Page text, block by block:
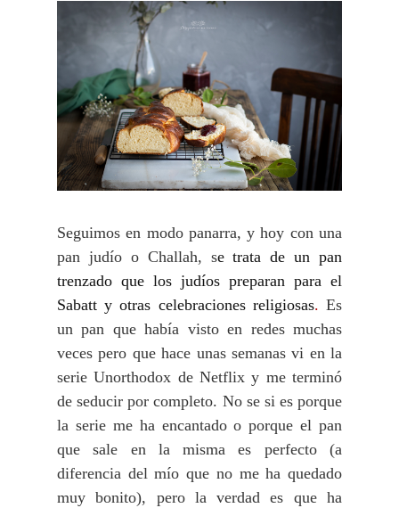
Seguimos en modo panarra, y hoy con una
pan judío o Challah, se trata de un pan
trenzado que los judíos preparan para el
Sabatt y otras celebraciones religiosas. Es
un pan que había visto en redes muchas
veces pero que hace unas semanas vi en la
serie Unorthodox de Netflix y me terminó
de seducir por completo. No se si es porque
la serie me ha encantado o porque el pan
que sale en la misma es perfecto (a
diferencia del mío que no me ha quedado
muy bonito), pero la verdad es que ha